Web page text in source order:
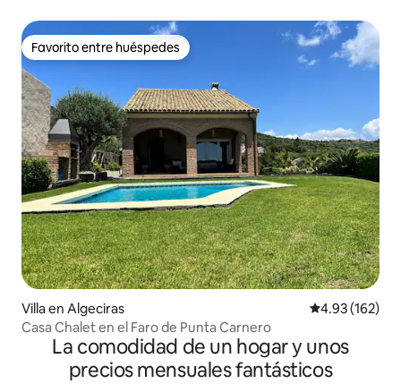
Favorito entre huéspedes
Favorito entre huéspedes
Villa en Algeciras Calificación
4.93 (162)
Casa Chalet en el Faro de Punta Carnero
La comodidad de un hogar y unos
precios mensuales fantásticos